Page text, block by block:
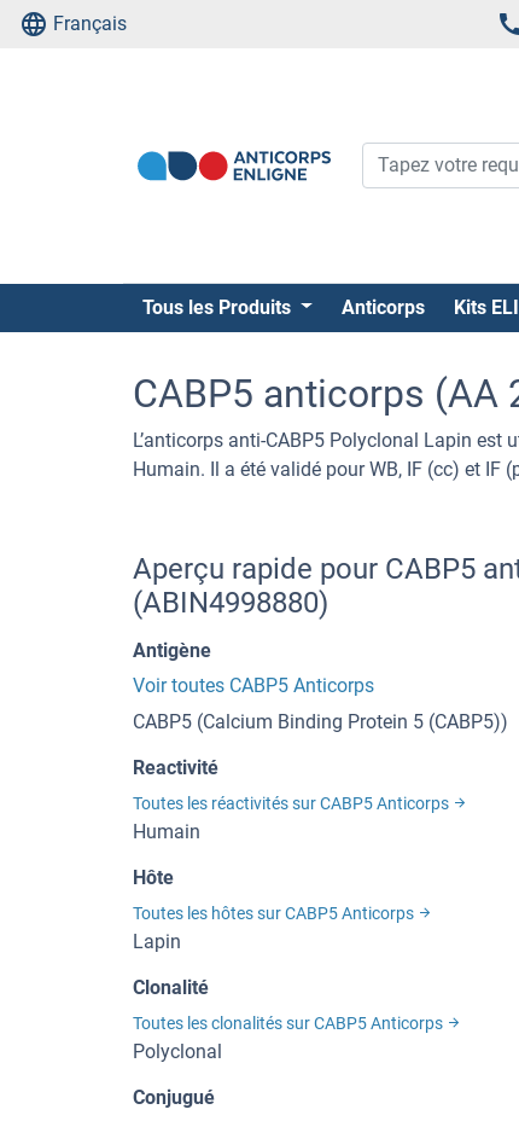
Français
Tous les Produits Anticorps Kits
CABP5 anticorps (AA
L’anticorps anti-CABP5 Polyclonal Lapin
Humain. Il a été validé pour WB, IF (cc) et IF
Aperçu rapide pour CABP5
(ABIN4998880)
Antigène
Voir toutes CABP5 Anticorps
CABP5 (Calcium Binding Protein 5 (CABP5))
Reactivité
Toutes les réactivités sur CABP5 Anticorps
Humain
Hôte
Toutes les hôtes sur CABP5 Anticorps
Lapin
Clonalité
Toutes les clonalités sur CABP5 Anticorps
Polyclonal
Conjugué